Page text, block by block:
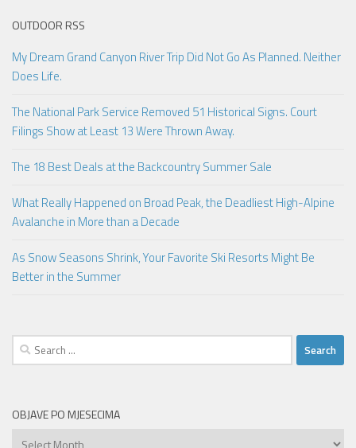
OUTDOOR RSS
My Dream Grand Canyon River Trip Did Not Go As Planned. Neither
Does Life.
The National Park Service Removed 51 Historical Signs. Court
Filings Show at Least 13 Were Thrown Away.
The 18 Best Deals at the Backcountry Summer Sale
What Really Happened on Broad Peak, the Deadliest High-Alpine
Avalanche in More than a Decade
As Snow Seasons Shrink, Your Favorite Ski Resorts Might Be
Better in the Summer
Search
for:
OBJAVE PO MJESECIMA
Objave